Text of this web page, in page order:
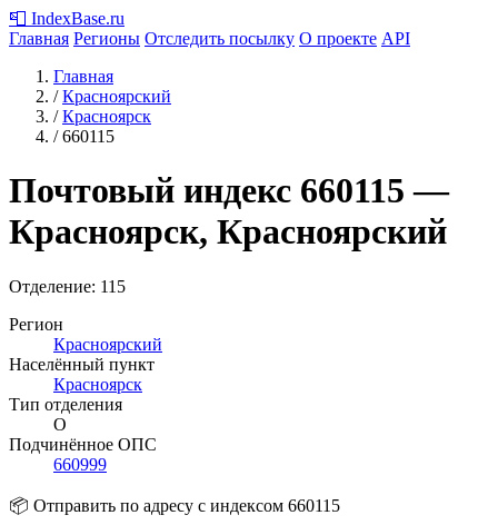
📮 IndexBase.ru
Главная Регионы Отследить посылку О проекте API
Главная
/ Красноярский
/ Красноярск
/ 660115
Почтовый индекс 660115 —
Красноярск, Красноярский
Отделение: 115
Регион
Красноярский
Населённый пункт
Красноярск
Тип отделения
О
Подчинённое ОПС
660999
📦 Отправить по адресу с индексом 660115